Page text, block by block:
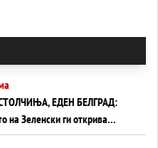
ЕДЕН БЕЛГРАД:
на Зеленски ги открива
политиката на балансирање